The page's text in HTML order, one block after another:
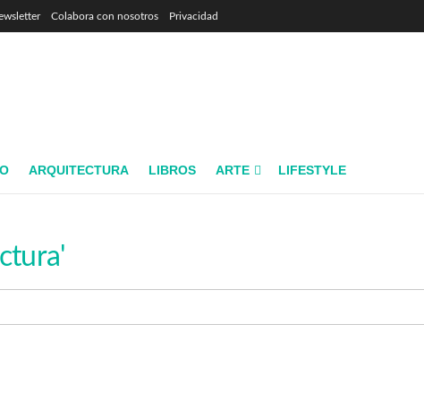
Colabora con nosotros Privacidad
ARQUITECTURA LIBROS ARTE LIFESTYLE